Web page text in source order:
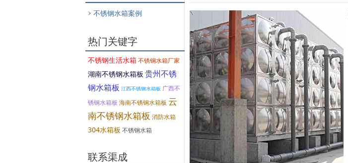
不锈钢水箱案例
热门关键字
不锈钢生活水箱不锈钢水箱厂家
湖南不锈钢水箱板 贵州不锈
钢水箱板 江西不锈钢水箱板 广西不
锈钢水箱板 海南不锈钢水箱板 云
南不锈钢水箱板 消防水箱
304水箱板 不锈钢水箱
联系渠成